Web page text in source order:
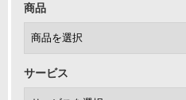
商品
サービス